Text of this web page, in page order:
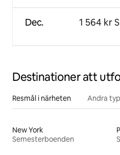
Dec. 1 564 kr
Destinationer att
Resmål i närheten Andra
New York
Semesterboenden